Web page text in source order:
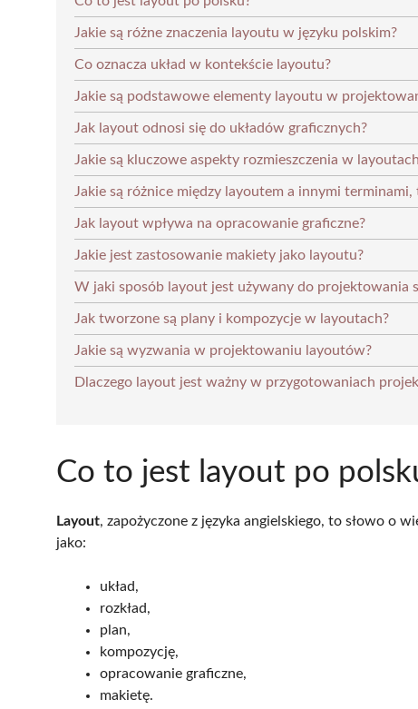
Jakie są różne znaczenia layoutu w języku polskim?
Co oznacza układ w kontekście layoutu?
Jakie są podstawowe elementy layoutu w
Jak layout odnosi się do układów graficznych?
Jakie są kluczowe aspekty rozmieszczenia w
Jakie są różnice między layoutem a innymi
Jak layout wpływa na opracowanie graficzne?
Jakie jest zastosowanie makiety jako layoutu?
W jaki sposób layout jest używany do projektowania
Jak tworzone są plany i kompozycje w layoutach?
Jakie są wyzwania w projektowaniu layoutów?
Dlaczego layout jest ważny w przygotowaniach
Co to jest layout po
Layout, zapożyczone z języka angielskiego, to słowo o
jako:
układ,
rozkład,
plan,
kompozycję,
opracowanie graficzne,
makietę.